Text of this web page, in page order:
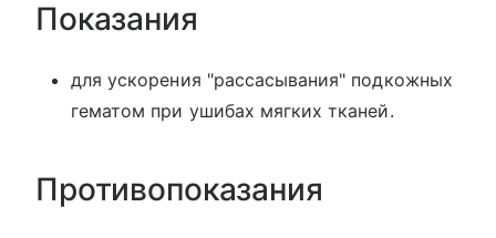
Показания
для ускорения "рассасывания" подкожных
гематом при ушибах мягких тканей.
Противопоказания